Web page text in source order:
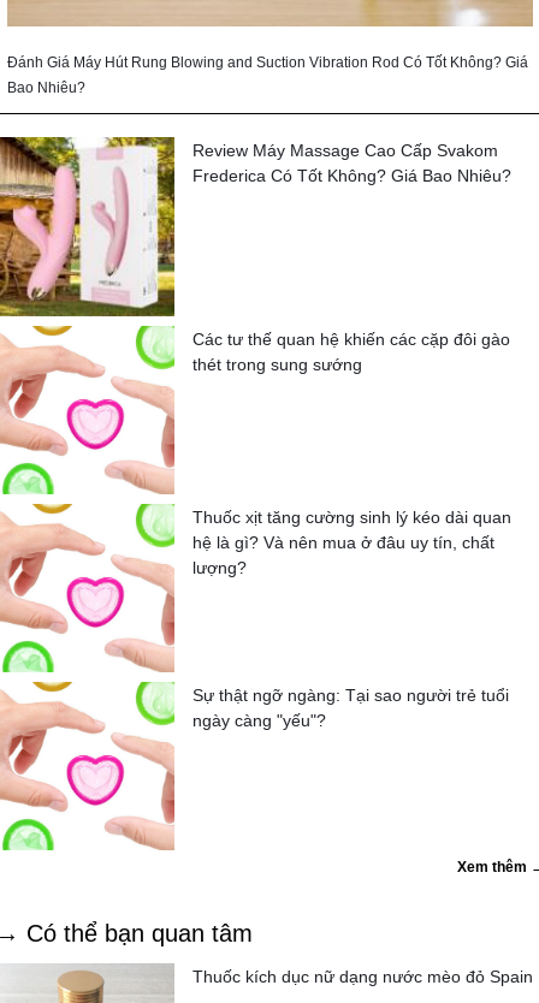
Đánh Giá Máy Hút Rung Blowing and Suction Vibration Rod Có Tốt Không? Giá
Bao Nhiêu?
Review Máy Massage Cao Cấp Svakom
Frederica Có Tốt Không? Giá Bao Nhiêu?
Các tư thế quan hệ khiến các cặp đôi gào
thét trong sung sướng
Thuốc xịt tăng cường sinh lý kéo dài quan
hệ là gì? Và nên mua ở đâu uy tín, chất
lượng?
Sự thật ngỡ ngàng: Tại sao người trẻ tuổi
ngày càng "yếu"?
Xem thêm
Có thể bạn quan tâm
Thuốc kích dục nữ dạng nước mèo đỏ Spain